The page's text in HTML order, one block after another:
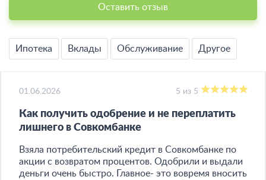
Оставить отзыв
Ипотека Вклады Обслуживание Другое
01.06.2026 5 из 5
Как получить одобрение и не переплатить
лишнего в Совкомбанке
Взяла потребительский кредит в Совкомбанке по
акции с возвратом процентов. Одобрили и выдали
деньги очень быстро. Главное- это вовремя вносить